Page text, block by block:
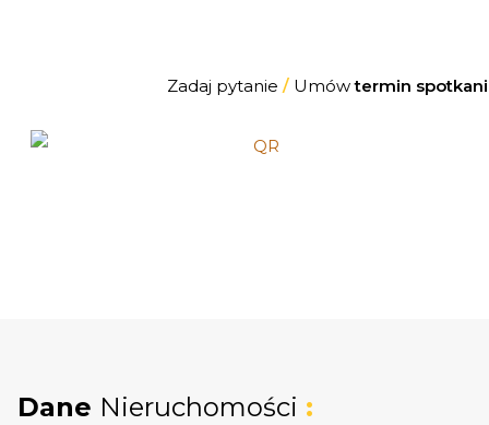
Zadaj pytanie /Umówtermin
Dane Nieruchomości :